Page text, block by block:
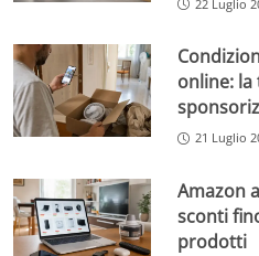
22 Luglio
online:
21 Luglio
Amazon
sconti
prodotti